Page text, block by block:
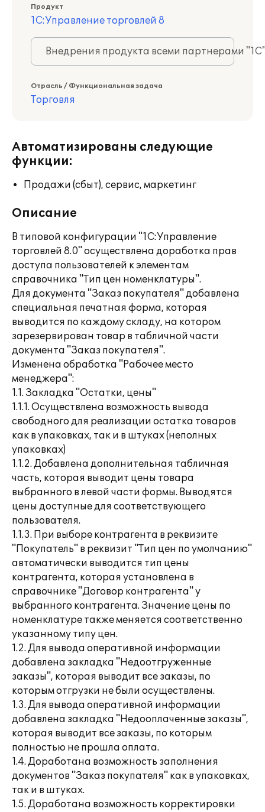
Продукт
1С:Управление торговлей 8
Внедрения продукта всеми партнерами
Отрасль / Функциональная задача
Торговля
Автоматизированы следующие
функции:
Продажи (сбыт), сервис, маркетинг
Описание
В типовой конфигурации "1С:Управление
торговлей 8.0" осуществлена доработка прав
доступа пользователей к элементам
справочника "Тип цен номенклатуры".
Для документа "Заказ покупателя" добавлена
специальная печатная форма, которая
выводится по каждому складу, на котором
зарезервирован товар в табличной части
документа "Заказ покупателя".
Изменена обработка "Рабочее место
менеджера":
1.1. Закладка "Остатки, цены"
1.1.1. Осуществлена возможность вывода
свободного для реализации остатка товаров
как в упаковках, так и в штуках (неполных
упаковках)
1.1.2. Добавлена дополнительная табличная
часть, которая выводит цены товара
выбранного в левой части формы. Выводятся
цены доступные для соответствующего
пользователя.
1.1.3. При выборе контрагента в реквизите
"Покупатель" в реквизит "Тип цен по умолчанию"
автоматически выводится тип цены
контрагента, которая установлена в
справочнике "Договор контрагента" у
выбранного контрагента. Значение цены по
номенклатуре также меняется соответственно
указанному типу цен.
1.2. Для вывода оперативной информации
добавлена закладка "Недоотгруженные
заказы", которая выводит все заказы, по
которым отгрузки не были осуществлены.
1.3. Для вывода оперативной информации
добавлена закладка "Недооплаченные заказы",
которая выводит все заказы, по которым
полностью не прошла оплата.
1.4. Доработана возможность заполнения
документов "Заказ покупателя" как в упаковках,
так и в штуках.
1.5. Доработана возможность корректировки